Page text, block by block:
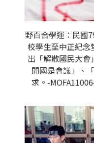
野百合學運：民國
校學生至中正紀念
出「解散國民大會
開國是會議」、
求。-